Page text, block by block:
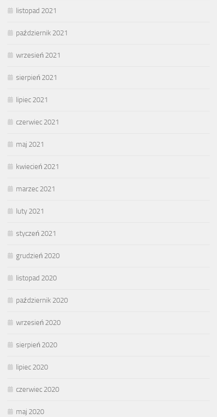
listopad 2021
październik 2021
wrzesień 2021
sierpień 2021
lipiec 2021
czerwiec 2021
maj 2021
kwiecień 2021
marzec 2021
luty 2021
styczeń 2021
grudzień 2020
listopad 2020
październik 2020
wrzesień 2020
sierpień 2020
lipiec 2020
czerwiec 2020
maj 2020